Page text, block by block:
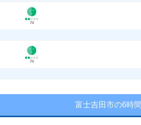
74
74
富士吉田市の6時